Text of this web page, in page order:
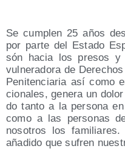
Se cum­plen 25 años
por par­te del Esta­do
són hacia los pre­sos y
vul­ne­ra­do­ra de
Peni­ten­cia­ria así como
cio­na­les, gene­ra un
do tan­to a la per­so­na
como a las per­so­nas
noso­tros los
aña­di­do que sufren